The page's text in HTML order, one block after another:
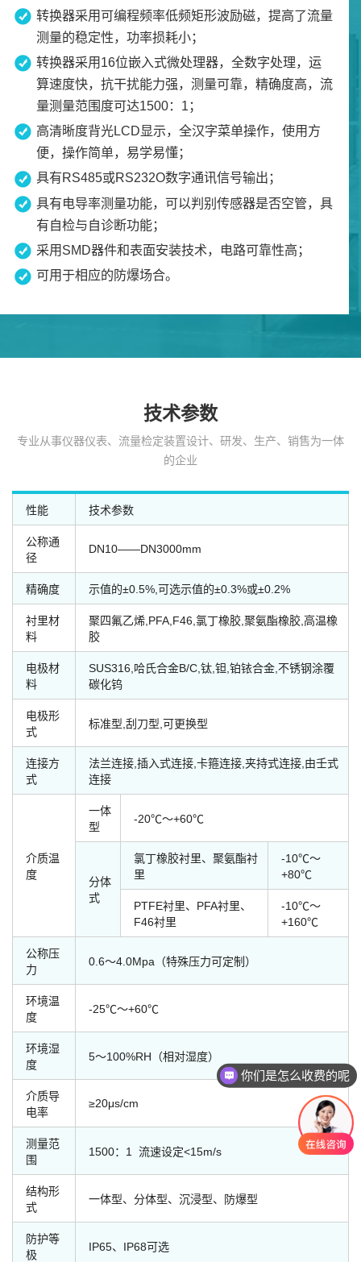
转换器采用可编程频率低频矩形波励磁，提高了流量
测量的稳定性，功率损耗小；
转换器采用16位嵌入式微处理器，全数字处理，运
算速度快，抗干扰能力强，测量可靠，精确度高，流
量测量范围度可达1500：1；
高清晰度背光LCD显示，全汉字菜单操作，使用方
便，操作简单，易学易懂；
具有RS485或RS232O数字通讯信号输出；
具有电导率测量功能，可以判别传感器是否空管，具
有自检与自诊断功能；
采用SMD器件和表面安装技术，电路可靠性高；
可用于相应的防爆场合。
技术参数
专业从事仪器仪表、流量检定装置设计、研发、生产、销售为一体
的企业
性能 技术参数
公称通
径
DN10——DN3000mm
精确度 示值的±0.5%,可选示值的±0.3%或±0.2%
衬里材
料
聚四氟乙烯,PFA,F46,氯丁橡胶,聚氨酯橡胶,高温橡
胶
电极材
料
SUS316,哈氏合金B/C,钛,钽,铂铱合金,不锈钢涂覆
碳化钨
电极形
式
标准型,刮刀型,可更换型
连接方
式
法兰连接,插入式连接,卡箍连接,夹持式连接,由壬式
连接
介质温
度
一体
型
-20℃～+60℃
分体
式
氯丁橡胶衬里、聚氨酯衬
里
-10℃～
+80℃
PTFE衬里、PFA衬里、
F46衬里
-10℃～
+160℃
公称压
力
0.6～4.0Mpa（特殊压力可定制）
环境温
度
-25℃～+60℃
环境湿
度
5～100%RH（相对湿度）
介质导
电率
≥20μs/cm
测量范
围
1500：1 流速设定<15m/s
结构形
式
一体型、分体型、沉浸型、防爆型
防护等
极
IP65、IP68可选
你们是怎么收费的呢